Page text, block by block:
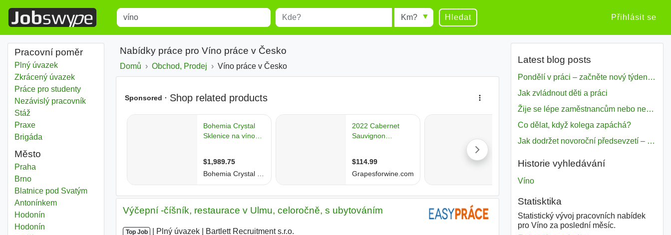
Title Místo Radius Hledat Přihlásit se
Pracovní poměr
Plný úvazek
Zkrácený úvazek
Práce pro studenty
Nezávislý pracovník
Stáž
Praxe
Brigáda
Město
Víno
Praha
Víno
Brno
Víno
Blatnice pod Svatým
Antonínkem
Víno
Hodonín
Víno
Hodonín
Nabídky práce pro Víno práce v Česko
Domů Obchod, Prodej Víno práce v Česko
Výčepní -číšník, restaurace v Ulmu, celoročně, s ubytováním
Top Job Plný úvazek Bartlett Recruitment s.r.o.
Latest blog posts
Pondělí v práci – začněte nový týden s motivací
Jak zvládnout děti a práci
Žije se lépe zaměstnancům nebo nezavislým pracovníkům
Co dělat, když kolega zapáchá?
Jak dodržet novoroční předsevzetí – naše tipy pro dobrý začátek roku 2018
Historie vyhledávání
Víno
Statisktika
Statistický vývoj pracovních nabídek
pro Víno za poslední měsíc.